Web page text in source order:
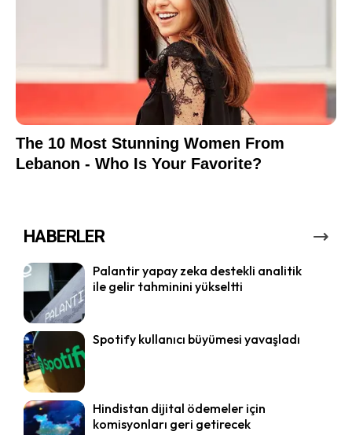
HABERLER
Palantir yapay zeka destekli analitik
ile gelir tahminini yükseltti
Spotify kullanıcı büyümesi yavaşladı
Hindistan dijital ödemeler için
komisyonları geri getirecek